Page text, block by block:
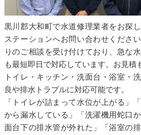
黒川郡大和町で水道修理業者をお探
ステーションへお問い合わせくださ
りのご相談を受け付けており、急な
も最短即日で対応しています。お見積
トイレ・キッチン・洗面台・浴室・
良や排水トラブルに対応可能です。
「トイレが詰まって水位が上がる」
から漏水している」「洗濯機用蛇口
面台下の排水管が外れた」「浴室の